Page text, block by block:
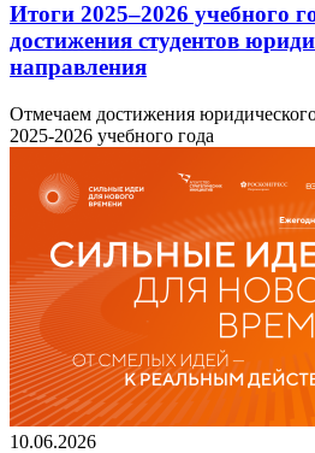
Итоги 2025–2026 учебного
достижения студентов
направления
Отмечаем достижения
2025-2026 учебного года
10.06.2026